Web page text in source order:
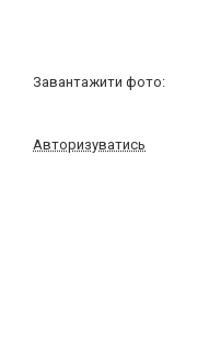
Завантажити фото:
Авторизуватись